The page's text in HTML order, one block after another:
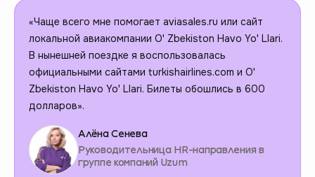
«Чаще всего мне помогает aviasales.ru или сайт
локальной авиакомпании O' Zbekiston Havo Yo' Llari.
В нынешней поездке я воспользовалась
официальными сайтами turkishairlines.com и O'
Zbekiston Havo Yo' Llari. Билеты обошлись в 600
долларов».
Алёна Сенева
Руководительница HR-направления в
группе компаний Uzum